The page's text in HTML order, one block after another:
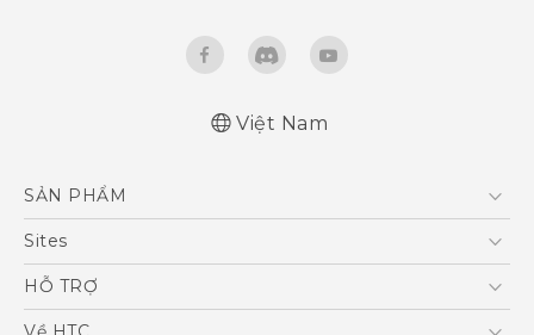
Việt Nam
SẢN PHẨM
5G
Điện Thoại Thông Minh
VIVE
Sites
HTC Dev
HỖ TRỢ
Trung tâm hỗ trợ